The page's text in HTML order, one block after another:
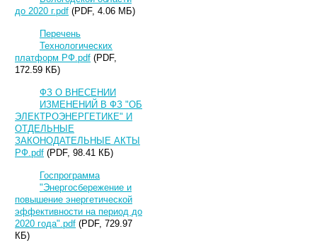
до 2020 г.pdf (PDF, 4.06 МБ)
Перечень
Технологических
платформ РФ.pdf (PDF,
172.59 КБ)
ФЗ О ВНЕСЕНИИ
ИЗМЕНЕНИЙ В ФЗ "ОБ
ЭЛЕКТРОЭНЕРГЕТИКЕ" И
ОТДЕЛЬНЫЕ
ЗАКОНОДАТЕЛЬНЫЕ АКТЫ
РФ.pdf (PDF, 98.41 КБ)
Госпрограмма
"Энергосбережение и
повышение энергетической
эффективности на период до
2020 года".pdf (PDF, 729.97
КБ)